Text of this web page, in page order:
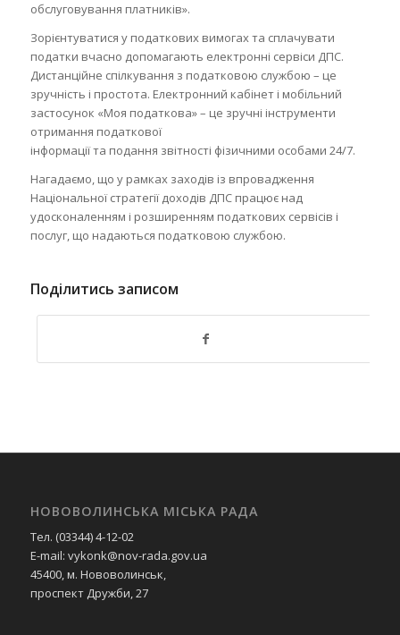
обслуговування платників».
Зорієнтуватися у податкових вимогах та сплачувати
податки вчасно допомагають електронні сервіси ДПС.
Дистанційне спілкування з податковою службою – це
зручність і простота. Електронний кабінет і мобільний
застосунок «Моя податкова» – це зручні інструменти
отримання податкової
інформації та подання звітності фізичними особами 24/7.
Нагадаємо, що у рамках заходів із впровадження
Національної стратегії доходів ДПС працює над
удосконаленням і розширенням податкових сервісів і
послуг, що надаються податковою службою.
Поділитись записом
НОВОВОЛИНСЬКА МІСЬКА РАДА
Тел. (03344) 4-12-02
E-mail: vykonk@nov-rada.gov.ua
45400, м. Нововолинськ,
проспект Дружби, 27